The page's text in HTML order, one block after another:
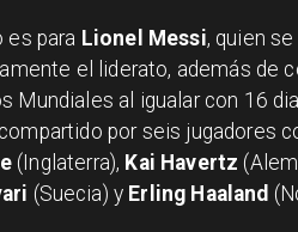
es para Lionel Messi, quien
el liderato, además de
Mundiales al igualar con 16
por seis jugadores
(Inglaterra), Kai Havertz
(Suecia) y Erling Haaland